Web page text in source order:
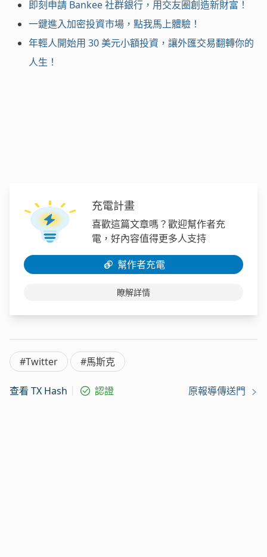
即刻申請 Bankee 社群銀行，用交友圈創造新財富！
一鍵進入加密投資市場，點我馬上體驗！
年輕人開始用 30 美元小額投資，讓外匯交易翻轉你的
人生！
充電計畫
喜歡這篇文章嗎？歡迎幫作者充
電，好內容值得更多人支持
幫作者充電
瞭解詳情
#Twitter #馬斯克
查看 TX Hash 認證 原報導傳送門